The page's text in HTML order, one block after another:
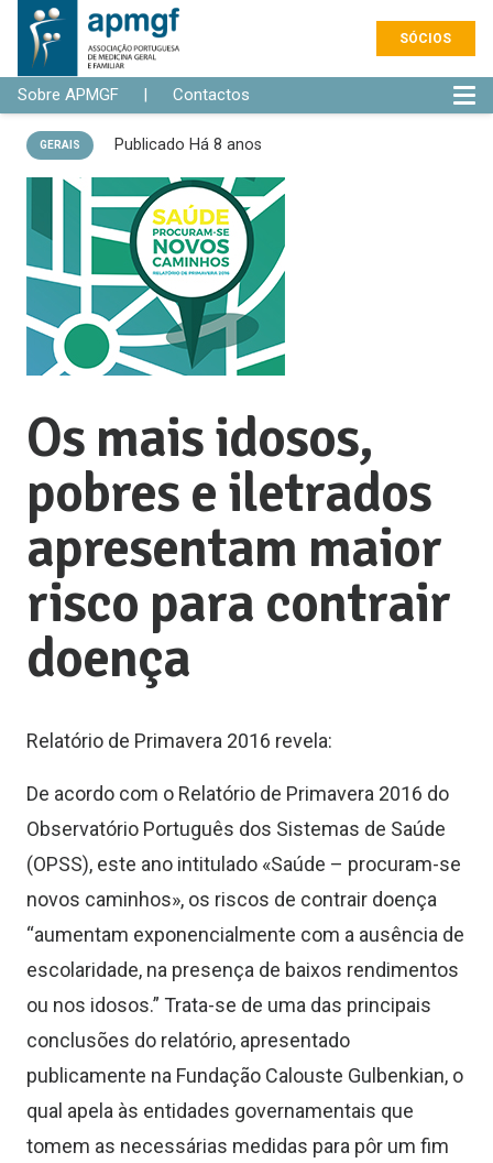
SÓCIOS
Sobre APMGF | Contactos
GERAIS Publicado Há 8 anos
Os mais idosos,
pobres e iletrados
apresentam maior
risco para contrair
doença
Relatório de Primavera 2016 revela:
De acordo com o Relatório de Primavera 2016 do
Observatório Português dos Sistemas de Saúde
(OPSS), este ano intitulado «Saúde – procuram-se
novos caminhos», os riscos de contrair doença
“aumentam exponencialmente com a ausência de
escolaridade, na presença de baixos rendimentos
ou nos idosos.” Trata-se de uma das principais
conclusões do relatório, apresentado
publicamente na Fundação Calouste Gulbenkian, o
qual apela às entidades governamentais que
tomem as necessárias medidas para pôr um fim